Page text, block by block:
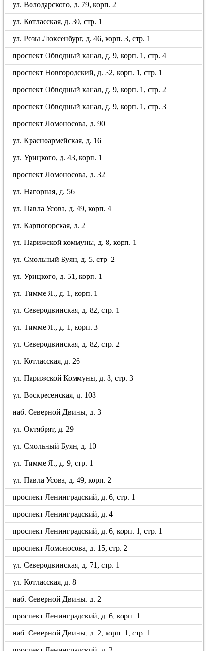
ул. Володарского, д. 79, корп. 2
ул. Котласская, д. 30, стр. 1
ул. Розы Люксенбург, д. 46, корп. 3, стр. 1
проспект Обводный канал, д. 9, корп. 1, стр. 4
проспект Новгородский, д. 32, корп. 1, стр. 1
проспект Обводный канал, д. 9, корп. 1, стр. 2
проспект Обводный канал, д. 9, корп. 1, стр. 3
проспект Ломоносова, д. 90
ул. Красноармейская, д. 16
ул. Урицкого, д. 43, корп. 1
проспект Ломоносова, д. 32
ул. Нагорная, д. 56
ул. Павла Усова, д. 49, корп. 4
ул. Карпогорская, д. 2
ул. Парижской коммуны, д. 8, корп. 1
ул. Смольный Буян, д. 5, стр. 2
ул. Урицкого, д. 51, корп. 1
ул. Тимме Я., д. 1, корп. 1
ул. Северодвинская, д. 82, стр. 1
ул. Тимме Я., д. 1, корп. 3
ул. Северодвинская, д. 82, стр. 2
ул. Котласская, д. 26
ул. Парижской Коммуны, д. 8, стр. 3
ул. Воскресенская, д. 108
наб. Северной Двины, д. 3
ул. Октябрят, д. 29
ул. Смольный Буян, д. 10
ул. Тимме Я., д. 9, стр. 1
ул. Павла Усова, д. 49, корп. 2
проспект Ленинградский, д. 6, стр. 1
проспект Ленинградский, д. 4
проспект Ленинградский, д. 6, корп. 1, стр. 1
проспект Ломоносова, д. 15, стр. 2
ул. Северодвинская, д. 71, стр. 1
ул. Котласская, д. 8
наб. Северной Двины, д. 2
проспект Ленинградский, д. 6, корп. 1
наб. Северной Двины, д. 2, корп. 1, стр. 1